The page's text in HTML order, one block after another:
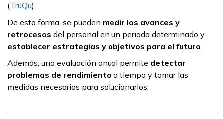
(TruQu).
De esta forma, se pueden medir los avances y
retrocesos del personal en un periodo determinado y
establecer estrategias y objetivos para el futuro.
Además, una evaluación anual permite detectar
problemas de rendimiento a tiempo y tomar las
medidas necesarias para solucionarlos.